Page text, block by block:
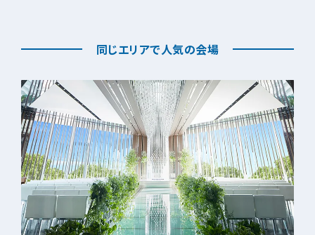
同じエリアで人気の会場